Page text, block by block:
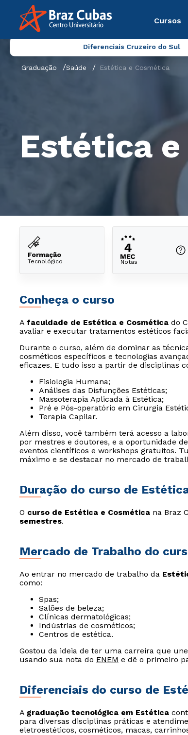
Cursos
Diferenciais Cruzeiro do Sul
Graduação Saúde Estética e Cosmética
Estética
Formação
Tecnológico Notas
Conheça o curso
A faculdade de Estética e Cosmética do
avaliar e executar tratamentos estéticos
Durante o curso, além de dominar as
cosméticos específicos e tecnologias
eficazes. E tudo isso a partir de disciplinas
Fisiologia Humana;
Análises das Disfunções Estéticas;
Massoterapia Aplicada à Estética;
Pré e Pós-operatório em Cirurgia
Terapia Capilar.
Além disso, você também terá acesso a
por mestres e doutores, e a oportunidade
eventos científicos e workshops gratuitos.
máximo e se destacar no mercado de
Duração do curso de
O curso de Estética e Cosmética na Braz
semestres.
Mercado de Trabalho do
Ao entrar no mercado de trabalho da
como:
Spas;
Salões de beleza;
Clínicas dermatológicas;
Indústrias de cosméticos;
Centros de estética.
Gostou da ideia de ter uma carreira que
usando sua nota do ENEM e dê o primeiro
Diferenciais do curso de
A graduação tecnológica em Estética
para diversas disciplinas práticas e
eletroestéticos, cosméticos, macas,